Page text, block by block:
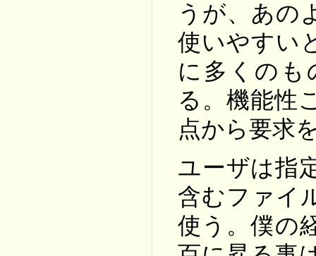
うが、あの
使いやすい
に多くのも
る。機能性
点から要求
ユーザは指
含むファイ
使う。僕の